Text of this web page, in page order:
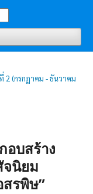
2 (กรกฏาคม - ธันวาคม
อบสร้าง
นิยม
สรพิษ”